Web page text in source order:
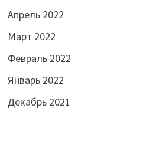
Апрель 2022
Март 2022
Февраль 2022
Январь 2022
Декабрь 2021